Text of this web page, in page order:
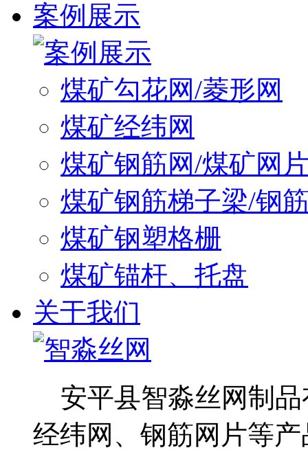
案例展示
煤矿勾花网/菱形网
煤矿经纬网
煤矿钢筋网/煤矿网
煤矿钢筋梯子梁/钢
煤矿钢塑格栅
煤矿锚杆、托盘
关于我们
安平县智淼丝网制品
经纬网、钢筋网片等